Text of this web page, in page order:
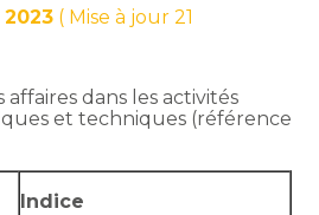
2023 ( Mise à jour 21
dans les activités
et techniques (référence
Indice